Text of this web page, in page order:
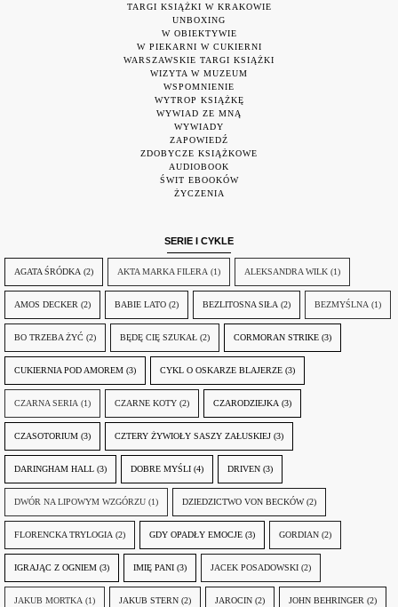
TARGI KSIĄŻKI W KRAKOWIE
UNBOXING
W OBIEKTYWIE
W PIEKARNI W CUKIERNI
WARSZAWSKIE TARGI KSIĄŻKI
WIZYTA W MUZEUM
WSPOMNIENIE
WYTROP KSIĄŻKĘ
WYWIAD ZE MNĄ
WYWIADY
ZAPOWIEDŹ
ZDOBYCZE KSIĄŻKOWE
AUDIOBOOK
ŚWIT EBOOKÓW
ŻYCZENIA
SERIE I CYKLE
AGATA ŚRÓDKA (2) AKTA MARKA FILERA (1) ALEKSANDRA WILK (1)
AMOS DECKER (2) BABIE LATO (2) BEZLITOSNA SIŁA (2) BEZMYŚLNA (1)
BO TRZEBA ŻYĆ (2) BĘDĘ CIĘ SZUKAŁ (2) CORMORAN STRIKE (3)
CUKIERNIA POD AMOREM (3) CYKL O OSKARZE BLAJERZE (3)
CZARNA SERIA (1) CZARNE KOTY (2) CZARODZIEJKA (3)
CZASOTORIUM (3) CZTERY ŻYWIOŁY SASZY ZAŁUSKIEJ (3)
DARINGHAM HALL (3) DOBRE MYŚLI (4) DRIVEN (3)
DWÓR NA LIPOWYM WZGÓRZU (1) DZIEDZICTWO VON BECKÓW (2)
FLORENCKA TRYLOGIA (2) GDY OPADŁY EMOCJE (3) GORDIAN (2)
IGRAJĄC Z OGNIEM (3) IMIĘ PANI (3) JACEK POSADOWSKI (2)
JAKUB MORTKA (1) JAKUB STERN (2) JAROCIN (2) JOHN BEHRINGER (2)